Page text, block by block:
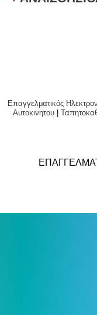
Επαγγελματικός
Αυτοκινητου |